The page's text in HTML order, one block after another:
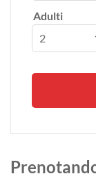
Adulti